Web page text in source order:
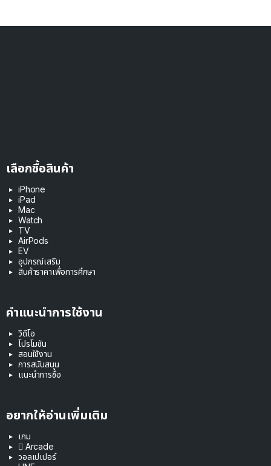
เลือกซื้อสินค้า
iPhone
iPad
Mac
Watch
TV
AirPods
EV
อุปกรณ์เสริม
สินค้าราคาเพื่อการศึกษา
คำแนะนำการใช้งาน
วิดีโอ
โปรโมชัน
สอนใช้งาน
การสนับสนุน
แนะนำการซื้อ
อยากให้อ่านเพิ่มเติม
เกม
 Arcade
วอลเปเปอร์